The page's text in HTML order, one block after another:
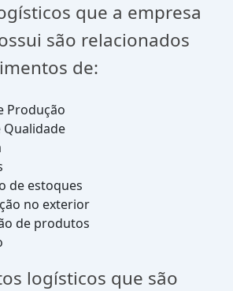
que a empresa
são relacionados
de:
Produção
Qualidade
de estoques
no exterior
de produtos
logísticos que são